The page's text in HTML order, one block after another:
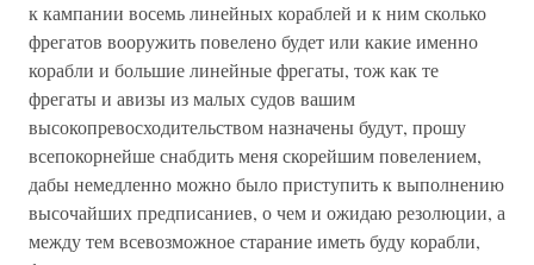
к кампании восемь линейных кораблей и к ним сколько
фрегатов вооружить повелено будет или какие именно
корабли и большие линейные фрегаты, тож как те
фрегаты и авизы из малых судов вашим
высокопревосходительством назначены будут, прошу
всепокорнейше снабдить меня скорейшим повелением,
дабы немедленно можно было приступить к выполнению
высочайших предписаниев, о чем и ожидаю резолюции, а
между тем всевозможное старание иметь буду корабли,